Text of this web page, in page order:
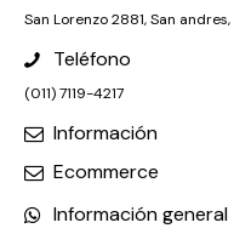
San Lorenzo 2881, San
Teléfono
(011) 7119-4217
Información
Ecommerce
Información general